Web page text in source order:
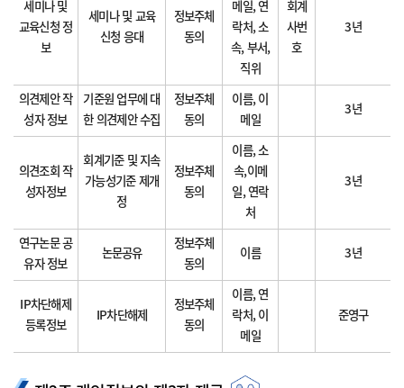
세미나 및
교육신청 정
보
세미나 및 교육
신청 응대
정보주체
동의
메일, 연
락처, 소
속, 부서,
직위
회계
사번
호
3년
의견제안 작
성자 정보
기준원 업무에 대
한 의견제안 수집
정보주체
동의
이름, 이
메일
3년
의견조회 작
성자정보
회계기준 및 지속
가능성기준 제개
정
정보주체
동의
이름, 소
속,이메
일, 연락
처
3년
연구논문 공
유자 정보
논문공유
정보주체
동의
이름 3년
IP차단해제
등록정보
IP차단해제
정보주체
동의
이름, 연
락처, 이
메일
준영구